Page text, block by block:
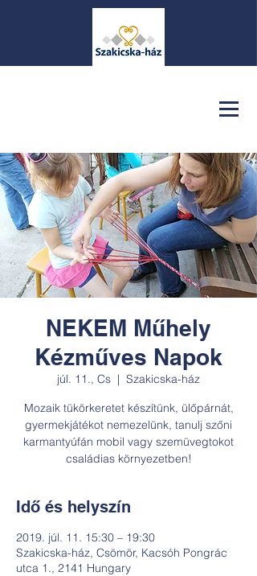
NEKEM Műhely
Kézműves Napok
júl. 11., Cs
  |
Szakicska-ház
Mozaik tükörkeretet készítünk, ülőpárnát,
gyermekjátékot nemezelünk, tanulj szőni
karmantyúfán mobil vagy szemüvegtokot
családias környezetben!
Idő és helyszín
2019. júl. 11. 15:30 – 19:30
Szakicska-ház, Csömör, Kacsóh Pongrác
utca 1., 2141 Hungary